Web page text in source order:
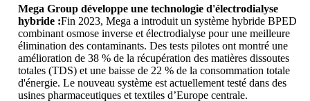
Mega Group développe une technologie d'électrodialyse
hybride :Fin 2023, Mega a introduit un système hybride BPED
combinant osmose inverse et électrodialyse pour une meilleure
élimination des contaminants. Des tests pilotes ont montré une
amélioration de 38 % de la récupération des matières dissoutes
totales (TDS) et une baisse de 22 % de la consommation totale
d'énergie. Le nouveau système est actuellement testé dans des
usines pharmaceutiques et textiles d’Europe centrale.